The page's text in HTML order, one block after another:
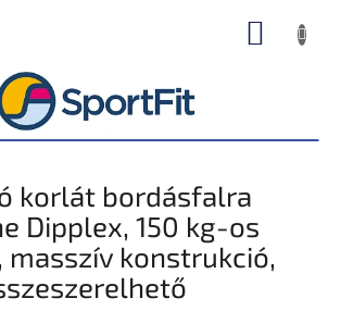
KOSÁR
korlát bordásfalra
Dipplex, 150 kg-os
masszív konstrukció,